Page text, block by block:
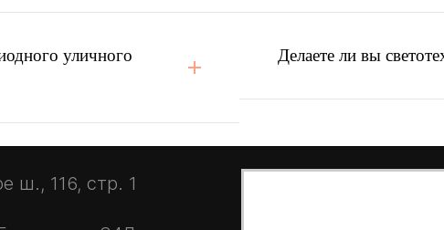
уличного
Делаете ли вы
ш., 116, стр. 1